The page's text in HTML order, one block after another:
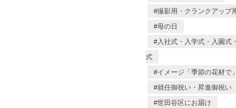
撮影用・クランクアップ
母の日
入社式・入学式・入園式
式
イメージ「季節の花材で」
就任御祝い・昇進御祝い
世田谷区にお届け